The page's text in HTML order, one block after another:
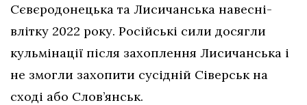
Сєвєродонецька та Лисичанська навесні-
влітку 2022 року. Російські сили досягли
кульмінації після захоплення Лисичанська і
не змогли захопити сусідній Сіверськ на
сході або Слов’янськ.